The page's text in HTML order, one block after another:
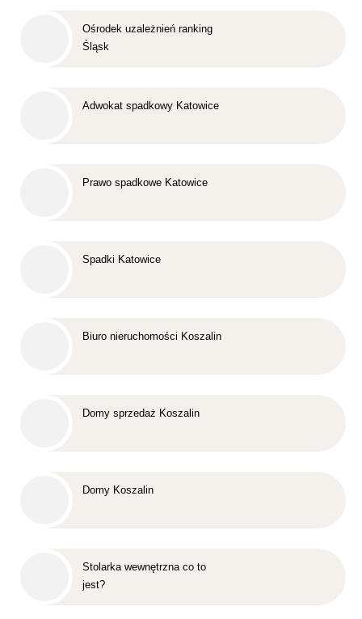
Ośrodek uzależnień ranking
Śląsk
Adwokat spadkowy Katowice
Prawo spadkowe Katowice
Spadki Katowice
Biuro nieruchomości Koszalin
Domy sprzedaż Koszalin
Domy Koszalin
Stolarka wewnętrzna co to
jest?